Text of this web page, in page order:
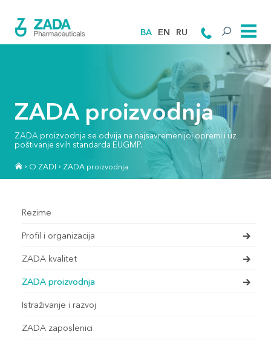
BA EN RU
ZADA proizvodnja
ZADA proizvodnja se odvija na najsavremenijoj opremi i uz
poštivanje svih standarda EUGMP.
O ZADI ZADA proizvodnja
Rezime
Profil i organizacija
ZADA kvalitet
ZADA proizvodnja
Istraživanje i razvoj
ZADA zaposlenici